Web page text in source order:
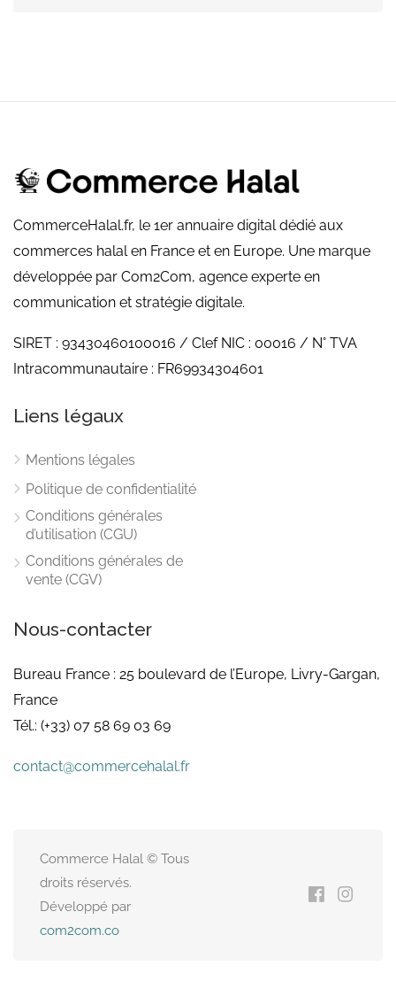
CommerceHalal.fr, le 1er annuaire digital dédié aux
commerces halal en France et en Europe. Une marque
développée par Com2Com, agence experte en
communication et stratégie digitale.
SIRET : 93430460100016 / Clef NIC : 00016 / N° TVA
Intracommunautaire : FR69934304601
Liens légaux
Mentions légales
Politique de confidentialité
Conditions générales
d’utilisation (CGU)
Conditions générales de
vente (CGV)
Nous-contacter
Bureau France : 25 boulevard de l’Europe, Livry-Gargan,
France
Tél.: (+33) 07 58 69 03 69
contact@commercehalal.fr
Commerce Halal © Tous
droits réservés.
Développé par
com2com.co